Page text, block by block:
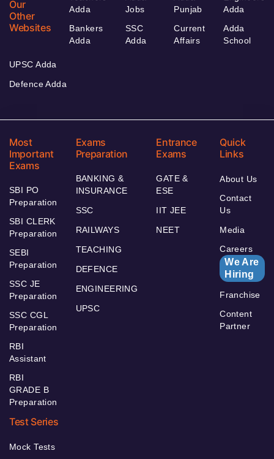
Our
Other
Websites
Adda
Bankers
Adda
Jobs
SSC
Adda
Punjab
Current
Affairs
Adda
Adda
School
UPSC Adda
Defence Adda
Most
Important
Exams
SBI PO
Preparation
SBI CLERK
Preparation
SEBI
Preparation
SSC JE
Preparation
SSC CGL
Preparation
RBI
Assistant
RBI
GRADE B
Preparation
Exams
Preparation
BANKING &
INSURANCE
SSC
RAILWAYS
TEACHING
DEFENCE
ENGINEERING
UPSC
Entrance
Exams
GATE &
ESE
IIT JEE
NEET
Quick
Links
About Us
Contact
Us
Media
Careers
We Are
Hiring
Franchise
Content
Partner
Test Series
Mock Tests